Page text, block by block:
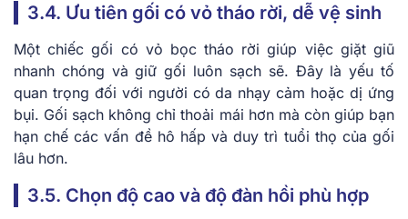
3.4. Ưu tiên gối có vỏ tháo rời, dễ vệ sinh
Một chiếc gối có vỏ bọc tháo rời giúp việc giặt giũ
nhanh chóng và giữ gối luôn sạch sẽ. Đây là yếu tố
quan trọng đối với người có da nhạy cảm hoặc dị ứng
bụi. Gối sạch không chỉ thoải mái hơn mà còn giúp bạn
hạn chế các vấn đề hô hấp và duy trì tuổi thọ của gối
lâu hơn.
3.5. Chọn độ cao và độ đàn hồi phù hợp